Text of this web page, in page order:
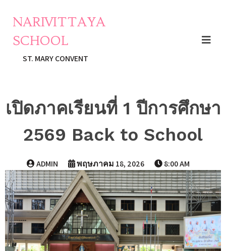
NARIVITTAYA
SCHOOL
ST. MARY CONVENT
เปิดภาคเรียนที่ 1 ปีการศึกษา
2569 Back to School
ADMIN พฤษภาคม 18, 2026 8:00 AM